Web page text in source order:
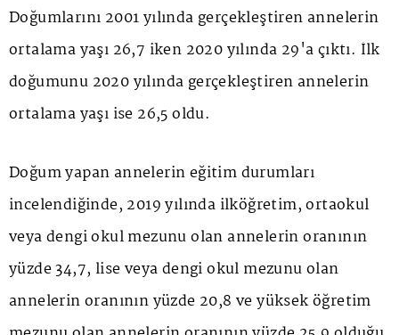
Doğumlarını 2001 yılında gerçekleştiren annelerin
ortalama yaşı 26,7 iken 2020 yılında 29'a çıktı. İlk
doğumunu 2020 yılında gerçekleştiren annelerin
ortalama yaşı ise 26,5 oldu.
Doğum yapan annelerin eğitim durumları
incelendiğinde, 2019 yılında ilköğretim, ortaokul
veya dengi okul mezunu olan annelerin oranının
yüzde 34,7, lise veya dengi okul mezunu olan
annelerin oranının yüzde 20,8 ve yüksek öğretim